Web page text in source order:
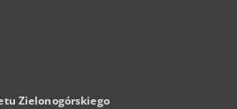
Zielonogórskiego